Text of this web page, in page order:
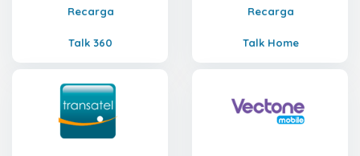
Recarga
Talk 360
Recarga
Talk Home